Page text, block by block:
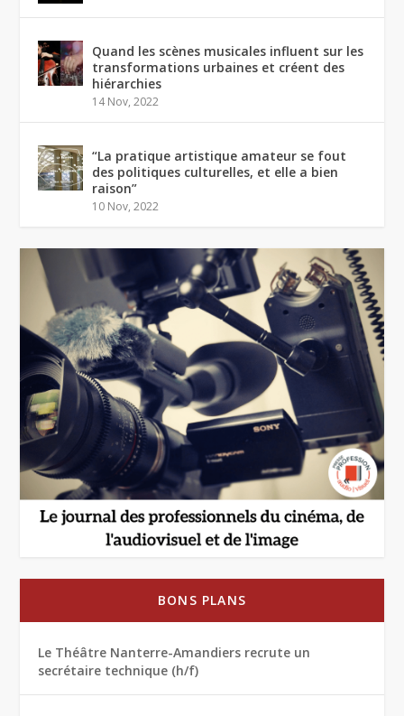
Quand les scènes musicales influent sur les
transformations urbaines et créent des
hiérarchies
14 Nov, 2022
“La pratique artistique amateur se fout
des politiques culturelles, et elle a bien
raison”
10 Nov, 2022
BONS PLANS
Le Théâtre Nanterre-Amandiers recrute un
secrétaire technique (h/f)